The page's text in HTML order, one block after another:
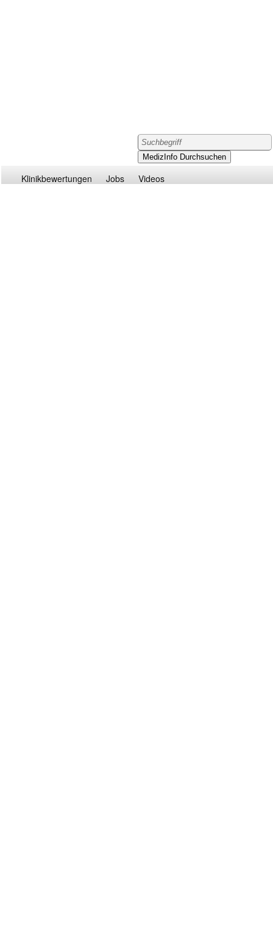
Klinikbewertungen Jobs Videos